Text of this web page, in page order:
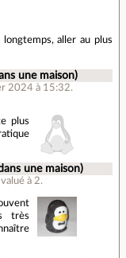
aller au plus
une maison)
2024 à 15:32.
plus
une maison)
à 2.
très